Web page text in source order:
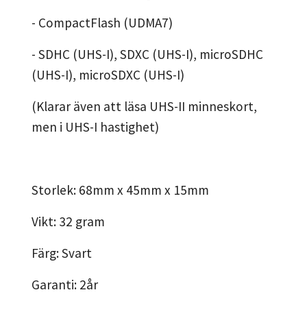
- CompactFlash (UDMA7)
- SDHC (UHS-I), SDXC (UHS-I), microSDHC
(UHS-I), microSDXC (UHS-I)
(Klarar även att läsa UHS-II minneskort,
men i UHS-I hastighet)
Storlek: 68mm x 45mm x 15mm
Vikt: 32 gram
Färg: Svart
Garanti: 2år